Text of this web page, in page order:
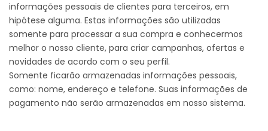
informações pessoais de clientes para terceiros, em
hipótese alguma. Estas informações são utilizadas
somente para processar a sua compra e conhecermos
melhor o nosso cliente, para criar campanhas, ofertas e
novidades de acordo com o seu perfil.
Somente ficarão armazenadas informações pessoais,
como: nome, endereço e telefone. Suas informações de
pagamento não serão armazenadas em nosso sistema.